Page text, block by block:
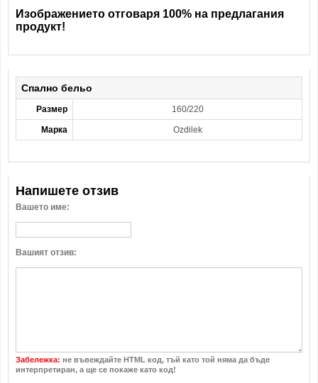
Изображението отговаря 100% на предлагания
продукт!
Спално бельо
Размер 160/220
Марка Ozdilek
Напишете отзив
Вашето име:
Вашият отзив:
Забележка: не въвеждайте HTML код, тъй като той няма да бъде
интерпретиран, а ще се покаже като код!